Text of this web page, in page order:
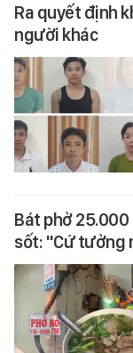
Ra quyết định
người khác
Bát phở
sốt: "Cứ tưởng